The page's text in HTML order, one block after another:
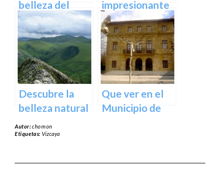
belleza del
Santuario de
Arantzazu en
Guipuzcoa –
Guía turística y
cultural
impresionante
arte natural del
Bosque de Oma
en Vizcaya
Descubre la
belleza natural
del Parque
Natural de
próxima
Que ver en el
Municipio de
Autor:chomon
Etiquetas: Vizcaya